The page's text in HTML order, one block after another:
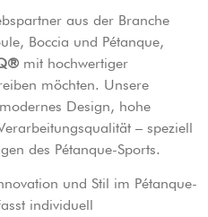
aus der Branche
Boccia und Pétanque,
mit hochwertiger
möchten. Unsere
Design, hohe
– speziell
des Pétanque-Sports.
und Stil im Pétanque-
individuell